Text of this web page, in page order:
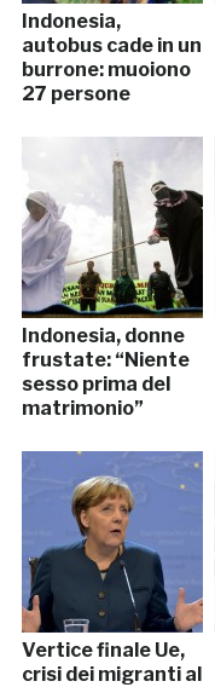
Indonesia,
autobus cade in un
burrone: muoiono
27 persone
Indonesia, donne
frustate: “Niente
sesso prima del
matrimonio”
Vertice finale Ue,
crisi dei migranti al